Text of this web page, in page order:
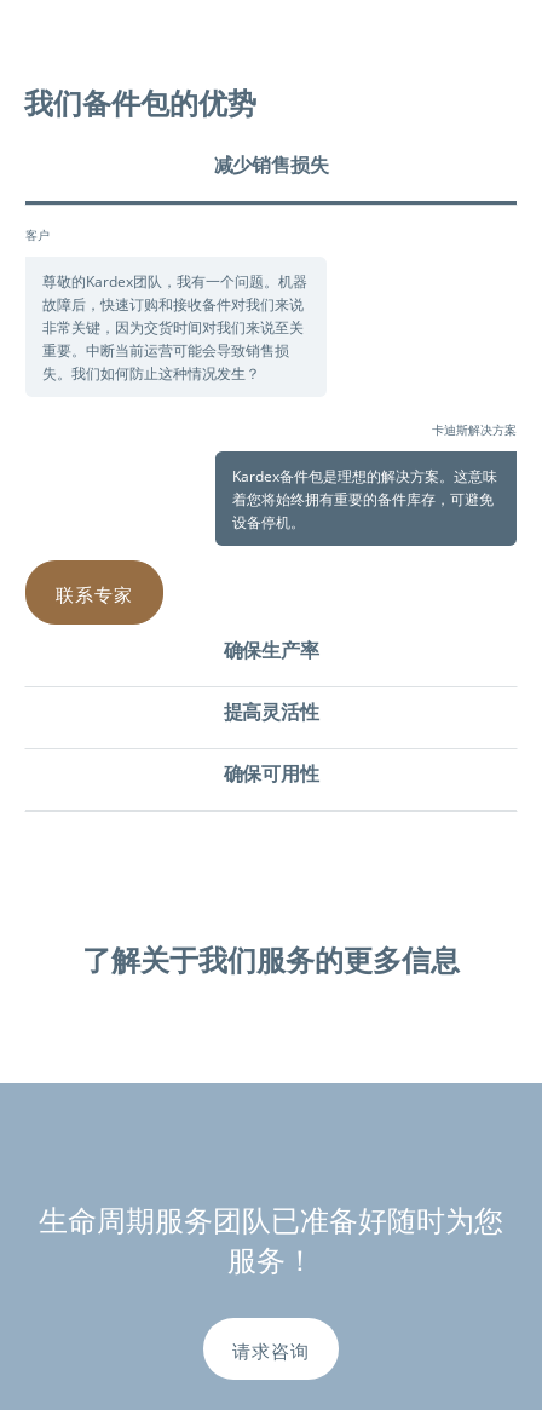
我们备件包的优势
减少销售损失
客户
尊敬的Kardex团队，我有一个问题。机器
故障后，快速订购和接收备件对我们来说
非常关键，因为交货时间对我们来说至关
重要。中断当前运营可能会导致销售损
失。我们如何防止这种情况发生？
卡迪斯解决方案
Kardex备件包是理想的解决方案。这意味
着您将始终拥有重要的备件库存，可避免
设备停机。
联系专家
确保生产率
提高灵活性
确保可用性
了解关于我们服务的更多信息
生命周期服务团队已准备好随时为您
服务！
请求咨询